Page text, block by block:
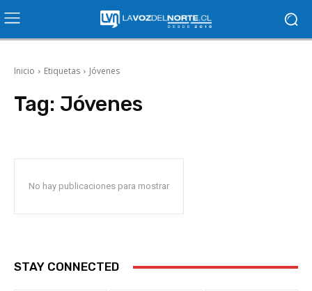
Inicio Etiquetas Jóvenes
Tag: Jóvenes
No hay publicaciones para mostrar
STAY CONNECTED